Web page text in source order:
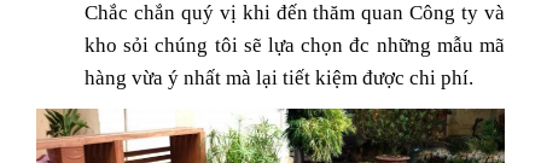
Chắc chắn quý vị khi đến thăm quan Công ty và
kho sỏi chúng tôi sẽ lựa chọn đc những mẫu mã
hàng vừa ý nhất mà lại tiết kiệm được chi phí.